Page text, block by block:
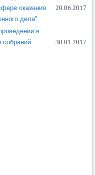
оказания
дела"
20.06.2017
в
собраний
30.01.2017